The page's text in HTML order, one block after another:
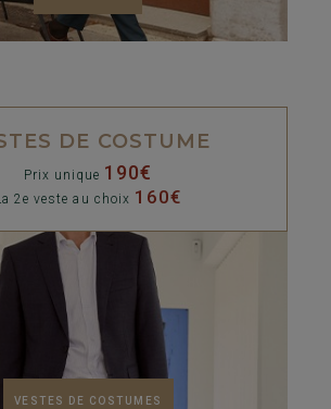
DE COSTUME
Prix unique 190€
2e veste au choix 160€
VESTES DE COSTUMES